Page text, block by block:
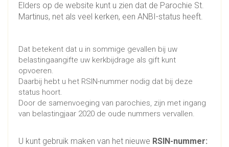
Elders op de website kunt u zien dat de Parochie St.
Martinus, net als veel kerken, een ANBI-status heeft.
Dat betekent dat u in sommige gevallen bij uw
belastingaangifte uw kerkbijdrage als gift kunt
opvoeren.
Daarbij hebt u het RSIN-nummer nodig dat bij deze
status hoort.
Door de samenvoeging van parochies, zijn met ingang
van belastingjaar 2020 de oude nummers vervallen.
U kunt gebruik maken van het nieuwe RSIN-nummer: